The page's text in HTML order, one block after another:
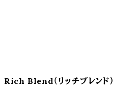
Blend（リッチブレンド）